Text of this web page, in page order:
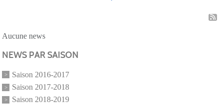
Aucune news
NEWS PAR SAISON
Saison 2016-2017
Saison 2017-2018
Saison 2018-2019